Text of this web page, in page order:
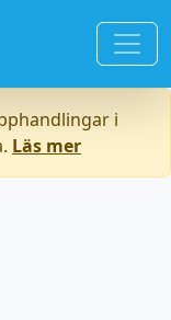
i
Läs mer